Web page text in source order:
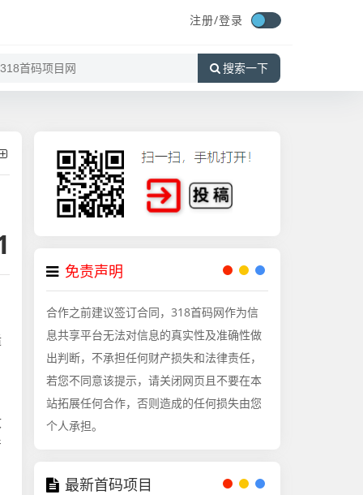
注册/登录
搜索一下
免责声明
合作之前建议签订合同，318首码网作为信
息共享平台无法对信息的真实性及准确性做
出判断，不承担任何财产损失和法律责任，
若您不同意该提示，请关闭网页且不要在本
站拓展任何合作，否则造成的任何损失由您
个人承担。
最新首码项目